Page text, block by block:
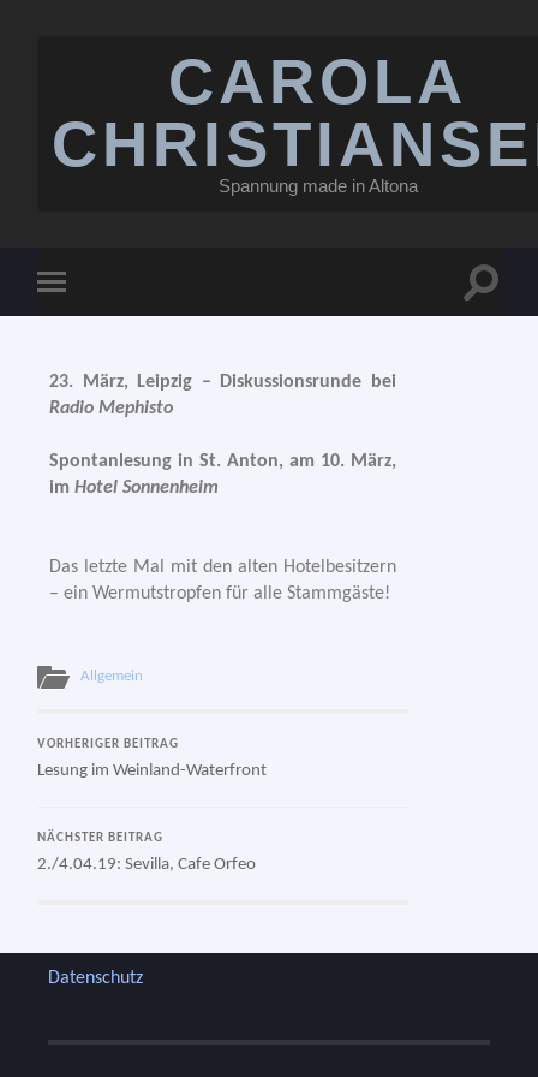
CAROLA
Spannung made in Altona
23. März, Leipzig – Diskussionsrunde bei
Radio Mephisto
Spontanlesung in St. Anton, am 10. März,
imHotel Sonnenheim
Das letz­te Mal mit den alten Hotelbesitzern
– ein Wermutstropfen für alle Stammgäste!
Allgemein
VORHERIGER BEITRAG
Lesung im Weinland-Waterfront
NÄCHSTER BEITRAG
2./4.04.19: Sevilla, Cafe Orfeo
Datenschutz